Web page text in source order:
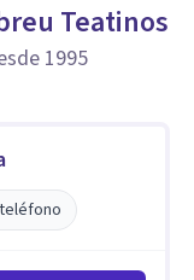
Teatinos
1995